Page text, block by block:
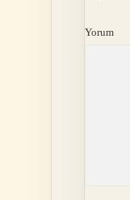
Yorum